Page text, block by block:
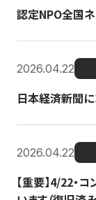
認定NPO全国ネ
2026.04.22
日本経済新聞
2026.04.22
【重要】4/22・